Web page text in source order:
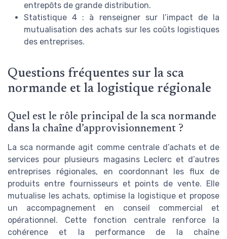
entrepôts de grande distribution.
Statistique 4 : à renseigner sur l’impact de la
mutualisation des achats sur les coûts logistiques
des entreprises.
Questions fréquentes sur la sca
normande et la logistique régionale
Quel est le rôle principal de la sca normande
dans la chaîne d’approvisionnement ?
La sca normande agit comme centrale d’achats et de
services pour plusieurs magasins Leclerc et d’autres
entreprises régionales, en coordonnant les flux de
produits entre fournisseurs et points de vente. Elle
mutualise les achats, optimise la logistique et propose
un accompagnement en conseil commercial et
opérationnel. Cette fonction centrale renforce la
cohérence et la performance de la chaîne